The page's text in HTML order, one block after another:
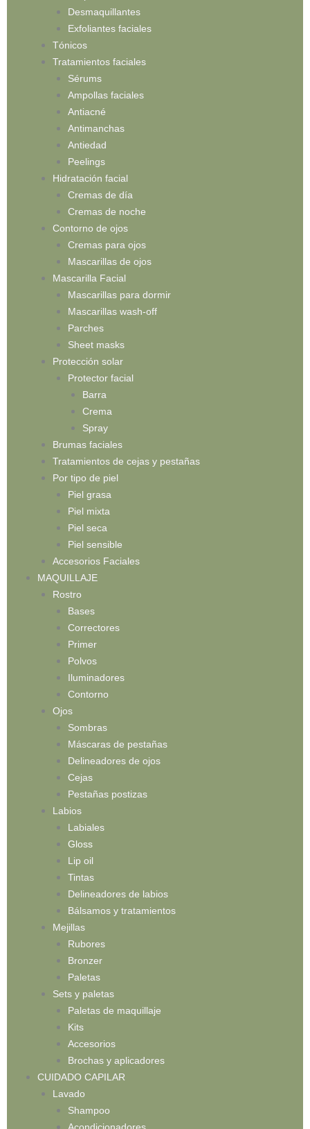
Desmaquillantes
Exfoliantes faciales
Tónicos
Tratamientos faciales
Sérums
Ampollas faciales
Antiacné
Antimanchas
Antiedad
Peelings
Hidratación facial
Cremas de día
Cremas de noche
Contorno de ojos
Cremas para ojos
Mascarillas de ojos
Mascarilla Facial
Mascarillas para dormir
Mascarillas wash-off
Parches
Sheet masks
Protección solar
Protector facial
Barra
Crema
Spray
Brumas faciales
Tratamientos de cejas y pestañas
Por tipo de piel
Piel grasa
Piel mixta
Piel seca
Piel sensible
Accesorios Faciales
MAQUILLAJE
Rostro
Bases
Correctores
Primer
Polvos
Iluminadores
Contorno
Ojos
Sombras
Máscaras de pestañas
Delineadores de ojos
Cejas
Pestañas postizas
Labios
Labiales
Gloss
Lip oil
Tintas
Delineadores de labios
Bálsamos y tratamientos
Mejillas
Rubores
Bronzer
Paletas
Sets y paletas
Paletas de maquillaje
Kits
Accesorios
Brochas y aplicadores
CUIDADO CAPILAR
Lavado
Shampoo